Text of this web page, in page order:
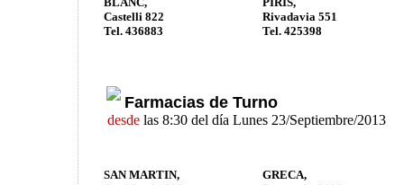
Castelli 822
Tel. 436883
Rivadavia 551
Tel. 425398
Farmacias de Turno
desde las 8:30 del día Lunes 23/Septiembre/2013
SAN MARTIN,
GRECA,